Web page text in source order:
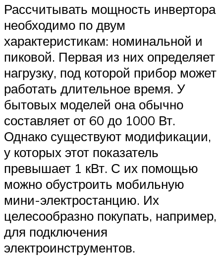
Рассчитывать мощность инвертора
необходимо по двум
характеристикам: номинальной и
пиковой. Первая из них определяет
нагрузку, под которой прибор может
работать длительное время. У
бытовых моделей она обычно
составляет от 60 до 1000 Вт.
Однако существуют модификации,
у которых этот показатель
превышает 1 кВт. С их помощью
можно обустроить мобильную
мини-электростанцию. Их
целесообразно покупать, например,
для подключения
электроинструментов.